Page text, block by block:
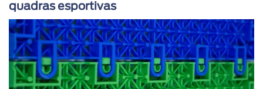
quadras esportivas